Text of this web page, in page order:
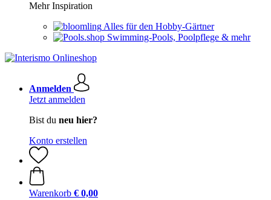
Mehr Inspiration
Alles für den Hobby-Gärtner
Swimming-Pools, Poolpflege & mehr
Anmelden
Jetzt anmelden
Bist du neu hier?
Konto erstellen
Warenkorb € 0,00